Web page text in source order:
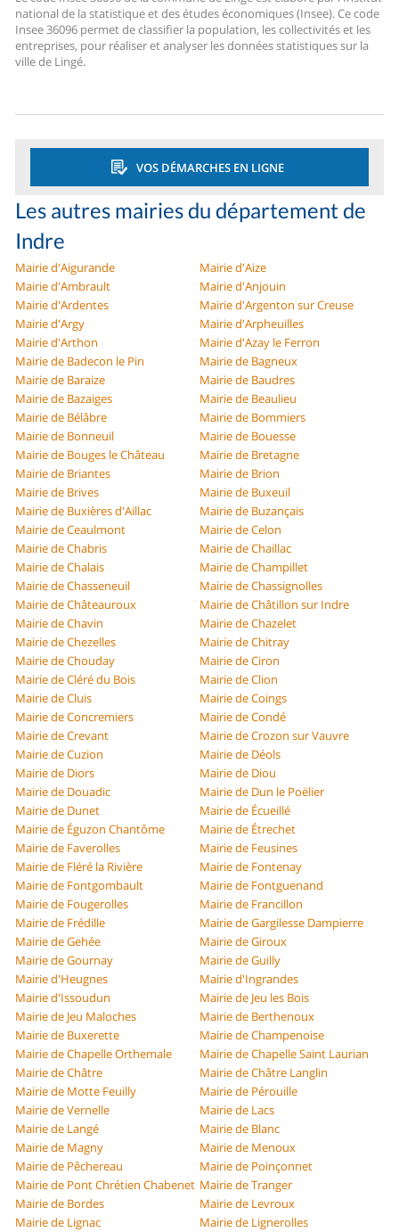
national de la statistique et des études économiques (Insee). Ce code
Insee 36096 permet de classifier la population, les collectivités et les
entreprises, pour réaliser et analyser les données statistiques sur la
ville de Lingé.
VOS DÉMARCHES EN LIGNE
Les autres mairies du département de
Indre
Mairie d'Aigurande
Mairie d'Aize
Mairie d'Ambrault
Mairie d'Anjouin
Mairie d'Ardentes
Mairie d'Argenton sur Creuse
Mairie d'Argy
Mairie d'Arpheuilles
Mairie d'Arthon
Mairie d'Azay le Ferron
Mairie de Badecon le Pin
Mairie de Bagneux
Mairie de Baraize
Mairie de Baudres
Mairie de Bazaiges
Mairie de Beaulieu
Mairie de Bélâbre
Mairie de Bommiers
Mairie de Bonneuil
Mairie de Bouesse
Mairie de Bouges le Château
Mairie de Bretagne
Mairie de Briantes
Mairie de Brion
Mairie de Brives
Mairie de Buxeuil
Mairie de Buxières d'Aillac
Mairie de Buzançais
Mairie de Ceaulmont
Mairie de Celon
Mairie de Chabris
Mairie de Chaillac
Mairie de Chalais
Mairie de Champillet
Mairie de Chasseneuil
Mairie de Chassignolles
Mairie de Châteauroux
Mairie de Châtillon sur Indre
Mairie de Chavin
Mairie de Chazelet
Mairie de Chezelles
Mairie de Chitray
Mairie de Chouday
Mairie de Ciron
Mairie de Cléré du Bois
Mairie de Clion
Mairie de Cluis
Mairie de Coings
Mairie de Concremiers
Mairie de Condé
Mairie de Crevant
Mairie de Crozon sur Vauvre
Mairie de Cuzion
Mairie de Déols
Mairie de Diors
Mairie de Diou
Mairie de Douadic
Mairie de Dun le Poëlier
Mairie de Dunet
Mairie de Écueillé
Mairie de Éguzon Chantôme
Mairie de Étrechet
Mairie de Faverolles
Mairie de Feusines
Mairie de Fléré la Rivière
Mairie de Fontenay
Mairie de Fontgombault
Mairie de Fontguenand
Mairie de Fougerolles
Mairie de Francillon
Mairie de Frédille
Mairie de Gargilesse Dampierre
Mairie de Gehée
Mairie de Giroux
Mairie de Gournay
Mairie de Guilly
Mairie d'Heugnes
Mairie d'Ingrandes
Mairie d'Issoudun
Mairie de Jeu les Bois
Mairie de Jeu Maloches
Mairie de Berthenoux
Mairie de Buxerette
Mairie de Champenoise
Mairie de Chapelle Orthemale
Mairie de Chapelle Saint Laurian
Mairie de Châtre
Mairie de Châtre Langlin
Mairie de Motte Feuilly
Mairie de Pérouille
Mairie de Vernelle
Mairie de Lacs
Mairie de Langé
Mairie de Blanc
Mairie de Magny
Mairie de Menoux
Mairie de Pêchereau
Mairie de Poinçonnet
Mairie de Pont Chrétien Chabenet Mairie de Tranger
Mairie de Bordes
Mairie de Levroux
Mairie de Lignac
Mairie de Lignerolles